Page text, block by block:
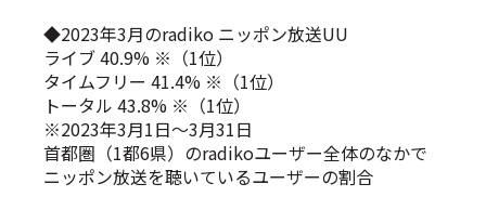
◆2023年3月のradiko ニッポン放送UU
ライブ 40.9% ※（1位）
タイムフリー 41.4% ※（1位）
トータル 43.8% ※（1位）
※2023年3月1日～3月31日
首都圏（1都6県）のradikoユーザー全体のなかで
ニッポン放送を聴いているユーザーの割合